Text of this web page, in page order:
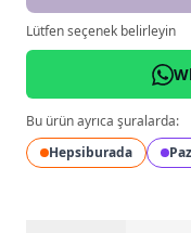
Lütfen seçenek belirleyin
Bu ürün ayrıca şuralarda:
Hepsiburada